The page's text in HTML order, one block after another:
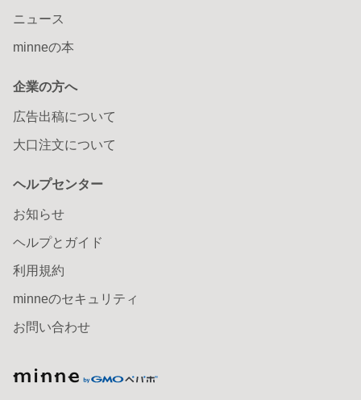
ニュース
minneの本
企業の方へ
広告出稿について
大口注文について
ヘルプセンター
お知らせ
ヘルプとガイド
利用規約
minneのセキュリティ
お問い合わせ